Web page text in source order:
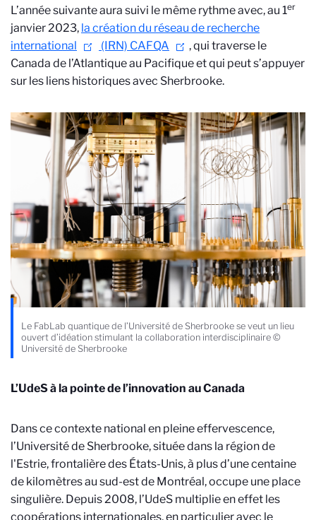
L’année suivante aura suivi le même rythme avec, au 1er
janvier 2023, la création du réseau de recherche
international
(IRN) CAFQA
, qui traverse le
Canada de l’Atlantique au Pacifique et qui peut s’appuyer
sur les liens historiques avec Sherbrooke.
Le FabLab quantique de l’Université de Sherbrooke se veut un lieu
ouvert d’idéation stimulant la collaboration interdisciplinaire ©
Université de Sherbrooke
L’UdeS à la pointe de l’innovation au Canada
Dans ce contexte national en pleine effervescence,
l’Université de Sherbrooke, située dans la région de
l'Estrie, frontalière des États-Unis, à plus d’une centaine
de kilomètres au sud-est de Montréal, occupe une place
singulière. Depuis 2008, l’UdeS multiplie en effet les
coopérations internationales, en particulier avec le